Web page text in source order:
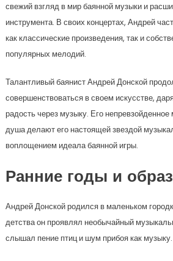
свежий взгляд в мир баянной музыки и
инструмента. В своих концертах, Андрей
как классические произведения, так и
популярных мелодий.
Талантливый баянист Андрей Донской
совершенствоваться в своем искусстве,
радость через музыку. Его непревзойденное
душа делают его настоящей звездой
воплощением идеала баянной игры.
Ранние годы и
Андрей Донской родился в маленьком
детства он проявлял необычайный
слышал пение птиц и шум прибоя как музыку.